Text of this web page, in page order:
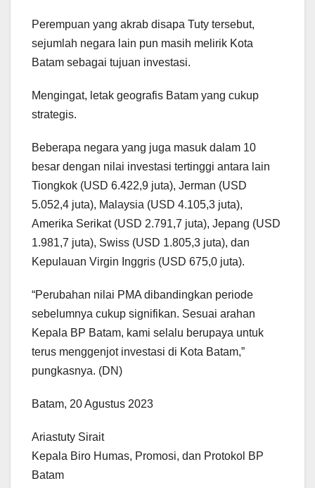
Perempuan yang akrab disapa Tuty tersebut,
sejumlah negara lain pun masih melirik Kota
Batam sebagai tujuan investasi.
Mengingat, letak geografis Batam yang cukup
strategis.
Beberapa negara yang juga masuk dalam 10
besar dengan nilai investasi tertinggi antara lain
Tiongkok (USD 6.422,9 juta), Jerman (USD
5.052,4 juta), Malaysia (USD 4.105,3 juta),
Amerika Serikat (USD 2.791,7 juta), Jepang (USD
1.981,7 juta), Swiss (USD 1.805,3 juta), dan
Kepulauan Virgin Inggris (USD 675,0 juta).
“Perubahan nilai PMA dibandingkan periode
sebelumnya cukup signifikan. Sesuai arahan
Kepala BP Batam, kami selalu berupaya untuk
terus menggenjot investasi di Kota Batam,”
pungkasnya. (DN)
Batam, 20 Agustus 2023
Ariastuty Sirait
Kepala Biro Humas, Promosi, dan Protokol BP
Batam